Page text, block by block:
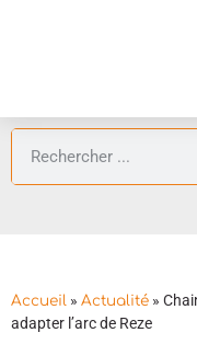
Accueil » Actualité »
adapter l’arc de Reze